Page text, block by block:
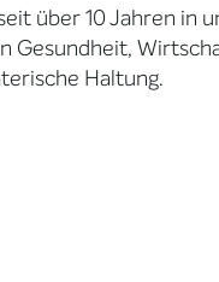
über 10 Jahren in
Haltung.